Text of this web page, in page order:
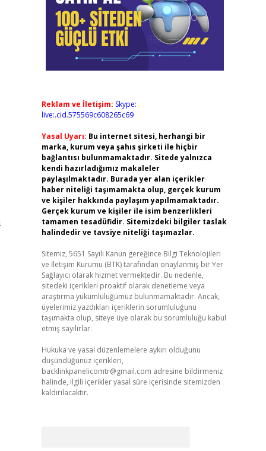
Reklam ve İletişim: Skype:
live:.cid.575569c608265c69
Yasal Uyarı: Bu internet sitesi, herhangi bir
marka, kurum veya şahıs şirketi ile hiçbir
bağlantısı bulunmamaktadır. Sitede yalnızca
kendi hazırladığımız makaleler
paylaşılmaktadır. Burada yer alan içerikler
haber niteliği taşımamakta olup, gerçek kurum
ve kişiler hakkında paylaşım yapılmamaktadır.
Gerçek kurum ve kişiler ile isim benzerlikleri
tamamen tesadüfidir. Sitemizdeki bilgiler taslak
halindedir ve tavsiye niteliği taşımazlar.
Sitemiz, 5651 Sayılı Kanun gereğince Bilgi Teknolojileri
ve İletişim Kurumu (BTK) tarafından onaylanmış bir Yer
Sağlayıcı olarak hizmet vermektedir. Bu nedenle,
sitedeki içerikleri proaktif olarak denetleme veya
araştırma yükümlülüğümüz bulunmamaktadır. Ancak,
üyelerimiz yazdıkları içeriklerin sorumluluğunu
taşımakta olup, siteye üye olarak bu sorumluluğu kabul
etmiş sayılırlar.
Hukuka ve yasal düzenlemelere aykırı olduğunu
düşündüğünüz içerikleri,
backlinkpanelicomtr@gmail.com adresine bildirmeniz
halinde, ilgili içerikler yasal süre içerisinde sitemizden
kaldırılacaktır.